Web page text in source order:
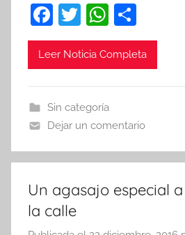
F
a
c
b
o
o
k
T
w
itt
W
h
at
A
p
p
o
m
tir
Leer Noticia Completa
Sin categoría
Dejar un comentario
Un agasajo especial
la calle